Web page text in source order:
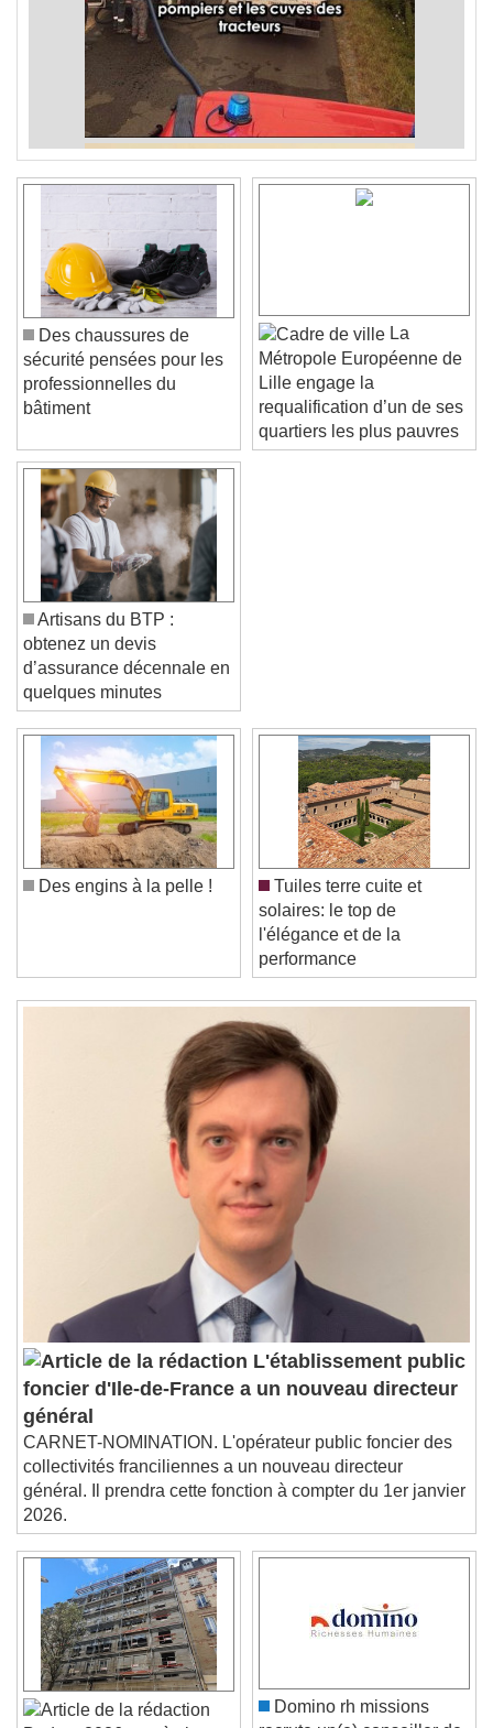
Video Player is loading.
Play Video
Play
Skip Backward
Skip Forward
Unmute
Current Time0:00
/
Seek to live, currently behind liveLIVE
Remaining Time-0:00
Playback Rate
Chapters
Descriptions
descriptions off, selected
subtitles settings, opens subtitles
settings dialog
subtitles off
, selected
Picture-in-Picture
Fullscreen
This is a modal window.
Beginning of dialog window. Escape will cancel
and close the window.
Text
Text Background
Color Opacity
Caption Area Background
Color Opacity
Font Size
Des chaussures de
sécurité pensées pour les
professionnelles du
La
Métropole Européenne de
Lille engage la
requalification d’un de ses
quartiers les plus pauvres
Artisans du BTP :
obtenez un devis
d’assurance décennale en
quelques minutes
Tuiles terre cuite et
solaires: le top de
l'élégance et de la
performance
L'établissement public
foncier d'Ile-de-France a un nouveau directeur
général
CARNET-NOMINATION. L'opérateur public foncier des
collectivités franciliennes a un nouveau directeur
général. Il prendra cette fonction à compter du 1er janvier
2026.
Domino rh missions